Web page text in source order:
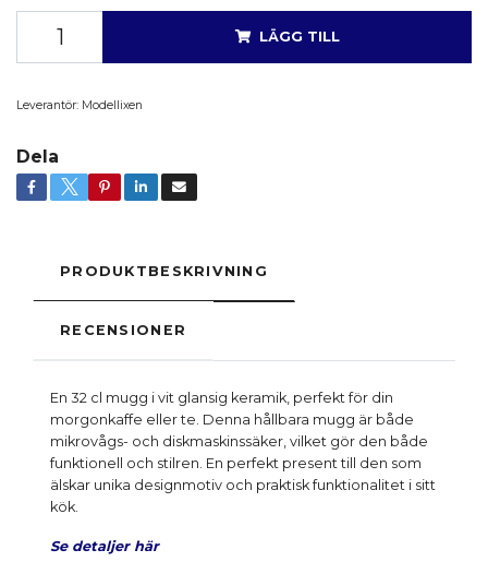
LÄGG TILL
Leverantör: Modellixen
Dela
PRODUKTBESKRIVNING
RECENSIONER
En 32 cl mugg i vit glansig keramik, perfekt för din
morgonkaffe eller te. Denna hållbara mugg är både
mikrovågs- och diskmaskinssäker, vilket gör den både
funktionell och stilren. En perfekt present till den som
älskar unika designmotiv och praktisk funktionalitet i sitt
kök.
Se detaljer här